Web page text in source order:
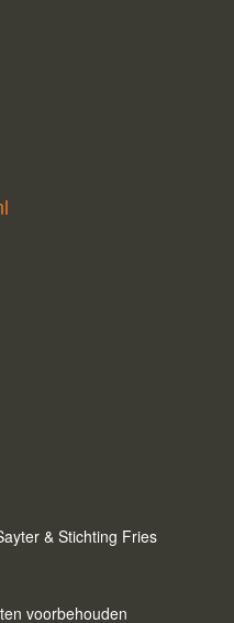
& Stichting Fries
voorbehouden